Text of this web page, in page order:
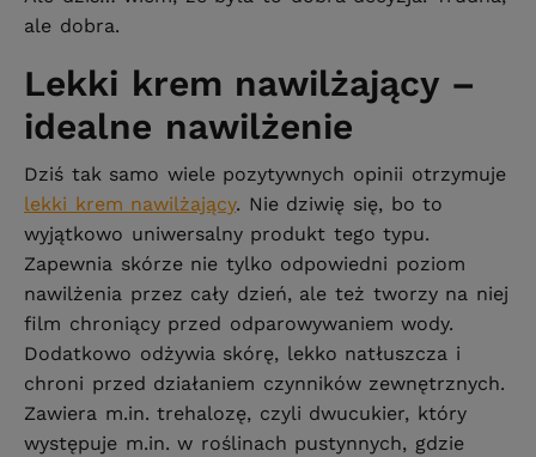
ale dobra.
Lekki krem nawilżający –
idealne nawilżenie
Dziś tak samo wiele pozytywnych opinii otrzymuje
lekki krem nawilżający. Nie dziwię się, bo to
wyjątkowo uniwersalny produkt tego typu.
Zapewnia skórze nie tylko odpowiedni poziom
nawilżenia przez cały dzień, ale też tworzy na niej
film chroniący przed odparowywaniem wody.
Dodatkowo odżywia skórę, lekko natłuszcza i
chroni przed działaniem czynników zewnętrznych.
Zawiera m.in. trehalozę, czyli dwucukier, który
występuje m.in. w roślinach pustynnych, gdzie